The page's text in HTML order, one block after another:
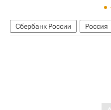
Сбербанк России Россия